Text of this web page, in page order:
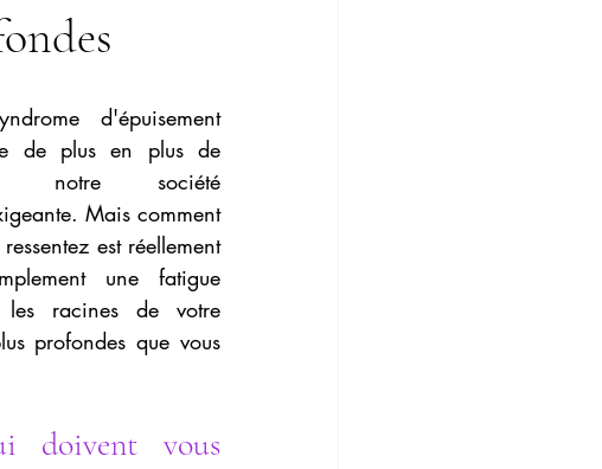
Faire son deuil
Fatigue mentale
d'épuisement
de plus en plus de
notre société
Mais comment
est réellement
une fatigue
racines de votre
profondes que vous
doivent vous